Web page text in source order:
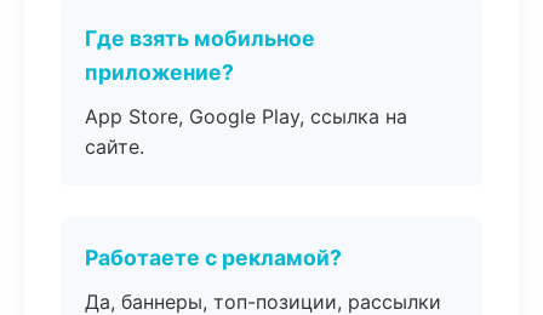
Где взять мобильное
приложение?
App Store, Google Play, ссылка на
сайте.
Работаете с рекламой?
Да, баннеры, топ-позиции, рассылки